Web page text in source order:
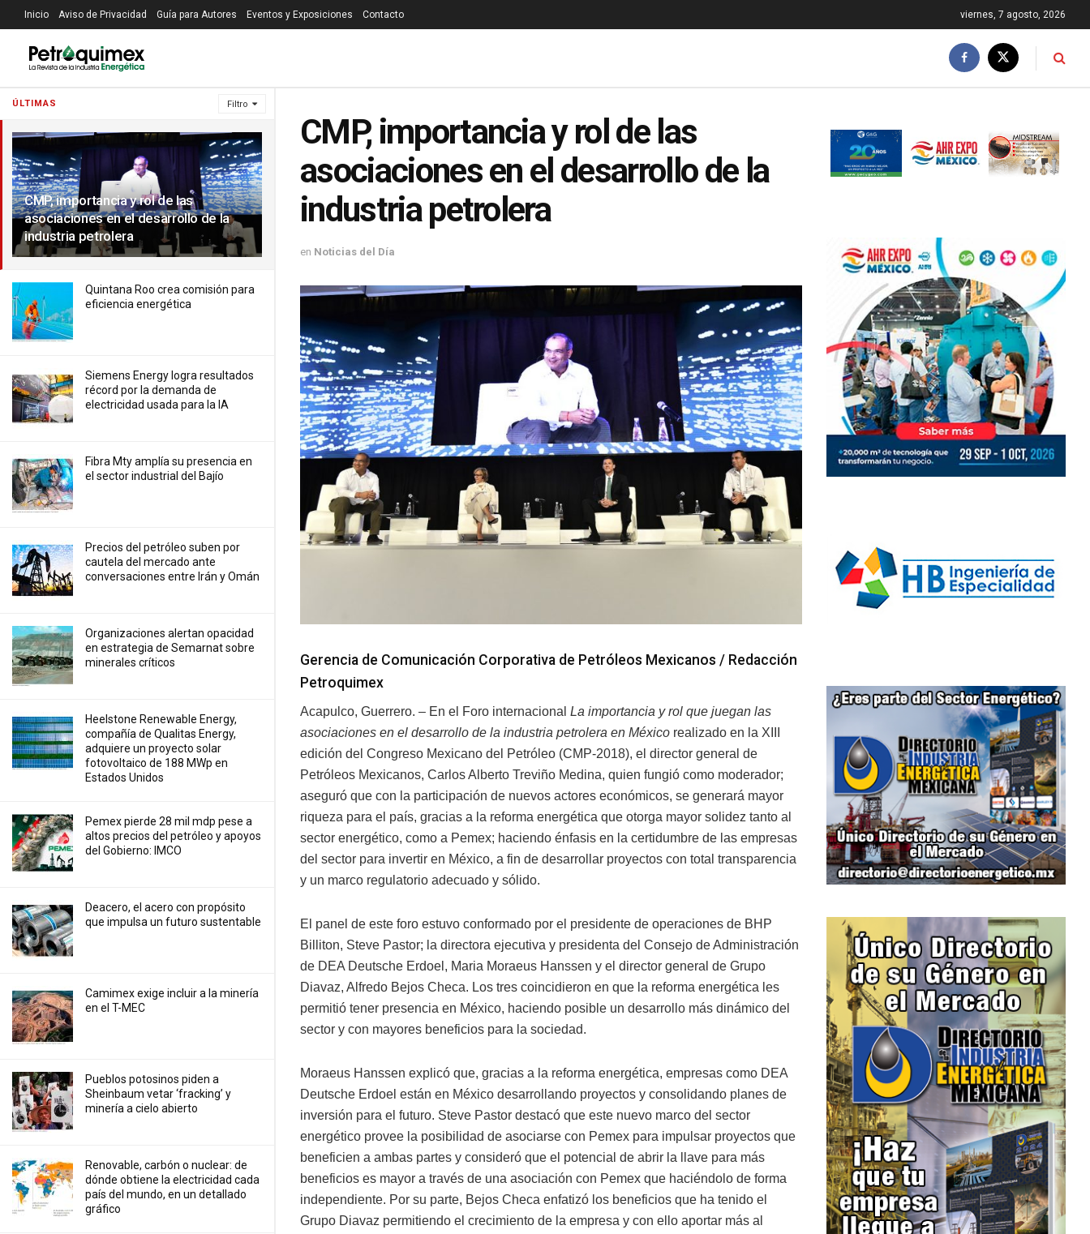
ÚLTIMAS Filtro
CMP, importancia y rol de las
asociaciones en el desarrollo de la
industria petrolera
Quintana Roo crea comisión para
eficiencia energética
Siemens Energy logra resultados
récord por la demanda de
electricidad usada para la IA
Fibra Mty amplía su presencia en
el sector industrial del Bajío
Precios ⁠del petróleo suben por
cautela del mercado ante
conversaciones entre Irán y Omán
Organizaciones alertan opacidad
en estrategia de Semarnat sobre
minerales críticos
Heelstone Renewable Energy,
compañía de Qualitas Energy,
adquiere un proyecto solar
fotovoltaico de 188 MWp en
Estados Unidos
Pemex pierde 28 mil mdp pese a
altos precios del petróleo y apoyos
del Gobierno: IMCO
Deacero, el acero con propósito
que impulsa un futuro sustentable
Camimex exige incluir a la minería
en el T-MEC
Pueblos potosinos piden a
Sheinbaum vetar ‘fracking’ y
minería a cielo abierto
Renovable, carbón o nuclear: de
dónde obtiene la electricidad cada
país del mundo, en un detallado
gráfico
Inicio Aviso de Privacidad Guía para Autores Eventos y Exposiciones Contacto viernes, 7 agosto, 2026
CMP, importancia y rol de las
asociaciones en el desarrollo de la
industria petrolera
en Noticias del Día
Gerencia de Comunicación Corporativa de Petróleos Mexicanos / Redacción
Petroquimex
Acapulco, Guerrero. – En el Foro internacional La importancia y rol que juegan las
asociaciones en el desarrollo de la industria petrolera en México realizado en la XIII
edición del Congreso Mexicano del Petróleo (CMP-2018), el director general de
Petróleos Mexicanos, Carlos Alberto Treviño Medina, quien fungió como moderador;
aseguró que con la participación de nuevos actores económicos, se generará mayor
riqueza para el país, gracias a la reforma energética que otorga mayor solidez tanto al
sector energético, como a Pemex; haciendo énfasis en la certidumbre de las empresas
del sector para invertir en México, a fin de desarrollar proyectos con total transparencia
y un marco regulatorio adecuado y sólido.
El panel de este foro estuvo conformado por el presidente de operaciones de BHP
Billiton, Steve Pastor; la directora ejecutiva y presidenta del Consejo de Administración
de DEA Deutsche Erdoel, Maria Moraeus Hanssen y el director general de Grupo
Diavaz, Alfredo Bejos Checa. Los tres coincidieron en que la reforma energética les
permitió tener presencia en México, haciendo posible un desarrollo más dinámico del
sector y con mayores beneficios para la sociedad.
Moraeus Hanssen explicó que, gracias a la reforma energética, empresas como DEA
Deutsche Erdoel están en México desarrollando proyectos y consolidando planes de
inversión para el futuro. Steve Pastor destacó que este nuevo marco del sector
energético provee la posibilidad de asociarse con Pemex para impulsar proyectos que
beneficien a ambas partes y consideró que el potencial de abrir la llave para más
beneficios es mayor a través de una asociación con Pemex que haciéndolo de forma
independiente. Por su parte, Bejos Checa enfatizó los beneficios que ha tenido el
Grupo Diavaz permitiendo el crecimiento de la empresa y con ello aportar más al